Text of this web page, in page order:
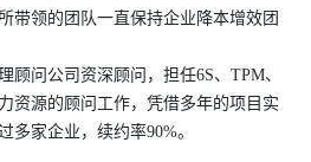
带领的团队一直保持企业降本增效团
顾问公司资深顾问，担任6S、TPM、
资源的顾问工作，凭借多年的项目实
多家企业，续约率90%。